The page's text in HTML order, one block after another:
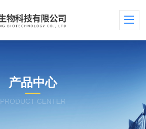
产品中心
PRODUCT CENTER